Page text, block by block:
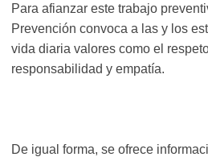
Para afianzar este trabajo
Prevención convoca a las y los
vida diaria valores como el
responsabilidad y empatía.
De igual forma, se ofrece